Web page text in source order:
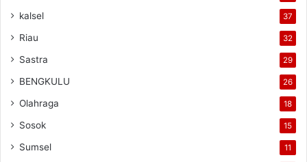
kalsel 37
Riau 32
Sastra 29
BENGKULU 26
Olahraga 18
Sosok 15
Sumsel 11